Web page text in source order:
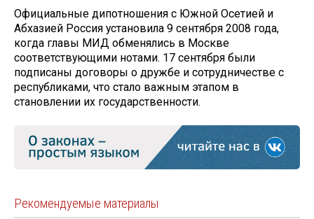
Официальные дипотношения с Южной Осетией и
Абхазией Россия установила 9 сентября 2008 года,
когда главы МИД обменялись в Москве
соответствующими нотами. 17 сентября были
подписаны договоры о дружбе и сотрудничестве с
республиками, что стало важным этапом в
становлении их государственности.
Рекомендуемые материалы